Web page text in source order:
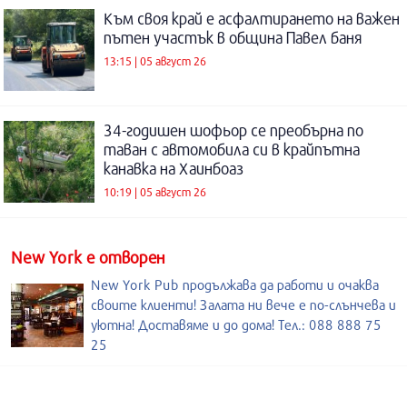
Към своя край е асфалтирането на важен
пътен участък в община Павел баня
13:15 | 05 август 26
34-годишен шофьор се преобърна по
таван с автомобила си в крайпътна
канавка на Хаинбоаз
10:19 | 05 август 26
New York е отворен
New York Pub продължава да работи и очаква
своите клиенти! Залата ни вече е по-слънчева и
уютна! Доставяме и до дома! Тел.: 088 888 75
25